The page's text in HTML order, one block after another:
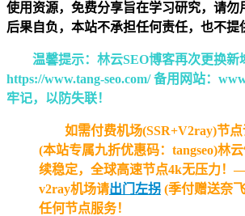
使用资源，免费分享旨在学习研究，请勿
后果自负，本站不承担任何责任，也不提
温馨提示：林云SEO博客再次更换新
https://www.tang-seo.com/ 备用网站：
牢记，以防失联！
如需付费机场(SSR+V2ray)节点
(本站专属九折优惠码：tangseo)林
续稳定，全球高速节点4k无压力！
v2ray机场请出门左拐 (季付赠送奈
任何节点服务！